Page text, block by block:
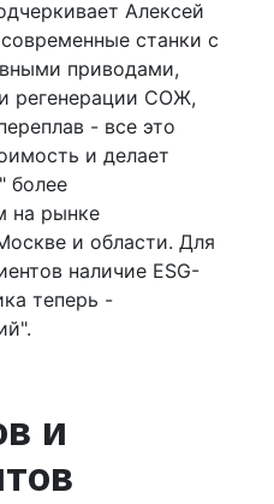
Алексей
станки с
приводами,
регенерации СОЖ,
- все это
и делает
более
на рынке
и области. Для
наличие ESG-
теперь -
и